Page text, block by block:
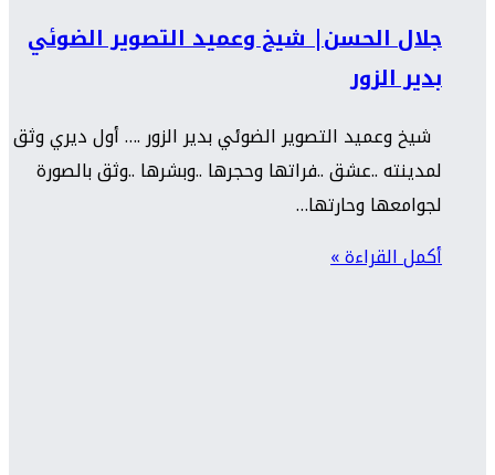
جلال الحسن| شيخ وعميد التصوير الضوئي
بدير الزور
شيخ وعميد التصوير الضوئي بدير الزور .… أول ديري وثق
لمدينته ..عشق ..فراتها وحجرها ..وبشرها ..وثق بالصورة
لجوامعها وحارتها…
أكمل القراءة »